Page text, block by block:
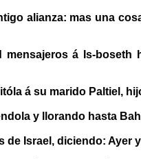
alianza: mas una
mensajeros á Is-
á su marido Paltiel,
y llorando hasta
de Israel, diciendo: